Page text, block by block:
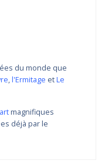
du monde que
,l'Ermitage etLe
magnifiques
déjà par le